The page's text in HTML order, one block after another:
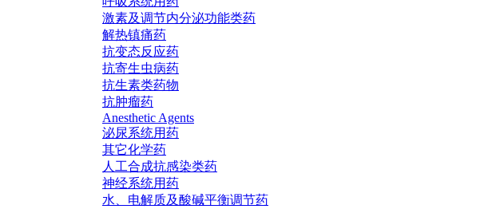
激素及调节内分泌功能类药
解热镇痛药
抗变态反应药
抗寄生虫病药
抗生素类药物
抗肿瘤药
Anesthetic Agents
泌尿系统用药
其它化学药
人工合成抗感染类药
神经系统用药
水、电解质及酸碱平衡调节药